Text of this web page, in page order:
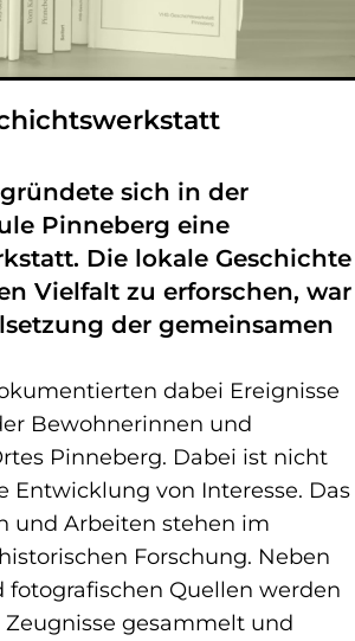
sich in der
Pinneberg eine
Die lokale Geschichte
Vielfalt zu erforschen, war
der gemeinsamen
dabei Ereignisse
Bewohnerinnen und
Pinneberg. Dabei ist nicht
Entwicklung von Interesse. Das
und Arbeiten stehen im
Forschung. Neben
Quellen werden
gesammelt und